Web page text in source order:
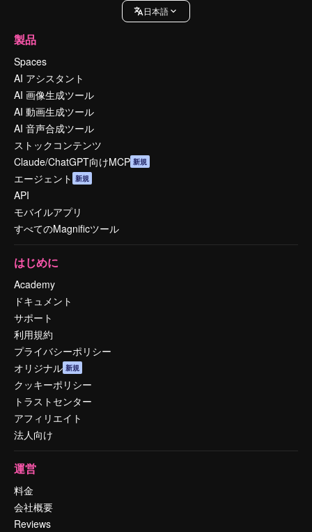
日本語
製品
Spaces
AI アシスタント
AI 画像生成ツール
AI 動画生成ツール
AI 音声合成ツール
ストックコンテンツ
Claude/ChatGPT向けMCP 新規
エージェント 新規
API
モバイルアプリ
すべてのMagnificツール
はじめに
Academy
ドキュメント
サポート
利用規約
プライバシーポリシー
オリジナル 新規
クッキーポリシー
トラストセンター
アフィリエイト
法人向け
運営
料金
会社概要
Reviews